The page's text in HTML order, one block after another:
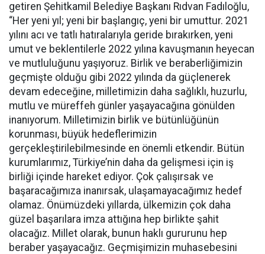
getiren Şehitkamil Belediye Başkanı Rıdvan Fadıloğlu,
“Her yeni yıl; yeni bir başlangıç, yeni bir umuttur. 2021
yılını acı ve tatlı hatıralarıyla geride bırakırken, yeni
umut ve beklentilerle 2022 yılına kavuşmanın heyecan
ve mutluluğunu yaşıyoruz. Birlik ve beraberliğimizin
geçmişte olduğu gibi 2022 yılında da güçlenerek
devam edeceğine, milletimizin daha sağlıklı, huzurlu,
mutlu ve müreffeh günler yaşayacağına gönülden
inanıyorum. Milletimizin birlik ve bütünlüğünün
korunması, büyük hedeflerimizin
gerçekleştirilebilmesinde en önemli etkendir. Bütün
kurumlarımız, Türkiye’nin daha da gelişmesi için iş
birliği içinde hareket ediyor. Çok çalışırsak ve
başaracağımıza inanırsak, ulaşamayacağımız hedef
olamaz. Önümüzdeki yıllarda, ülkemizin çok daha
güzel başarılara imza attığına hep birlikte şahit
olacağız. Millet olarak, bunun haklı gururunu hep
beraber yaşayacağız. Geçmişimizin muhasebesini